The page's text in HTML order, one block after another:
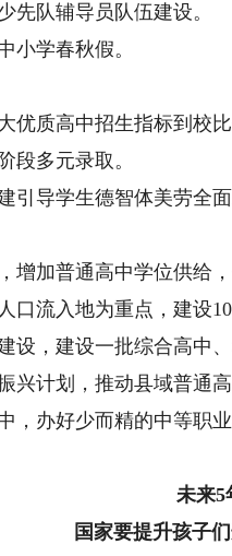
队辅导员队伍建设。
学春秋假。
质高中招生指标到校比
段多元录取。
导学生德智体美劳全面
加普通高中学位供给，
流入地为重点，建设
设，建设一批综合高中、
计划，推动县域普通高
办好少而精的中等职业
未来5
国家要提升孩子